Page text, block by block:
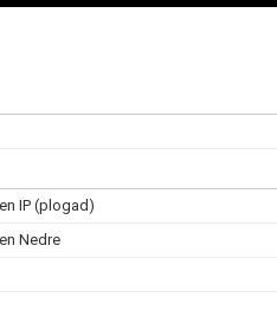
IP (plogad)
Nedre